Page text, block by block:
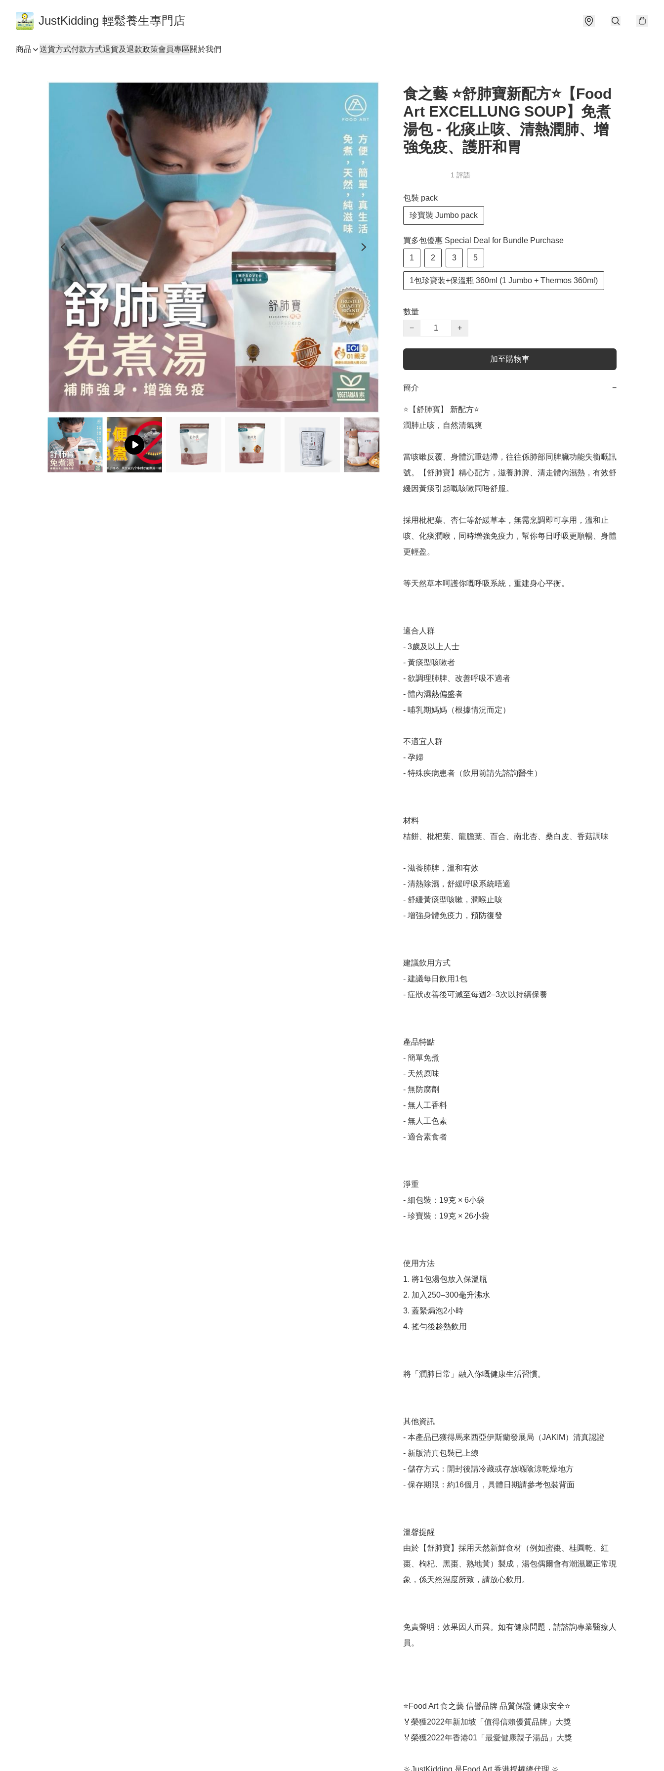
JustKidding 輕鬆養生專門店
商品 送貨方式付款方式退貨及退款政策會員專區關於我們
食之藝 ⭐️舒肺寶新配方⭐️【Food
Art EXCELLUNG SOUP】免煮
湯包 - 化痰止咳、清熱潤肺、增
強免疫、護肝和胃
1 評語
包裝 pack
珍寶裝 Jumbo pack
買多包優惠 Special Deal for Bundle Purchase
1 2 3 5
1包珍寶装+保溫瓶 360ml (1 Jumbo + Thermos 360ml)
數量
−
+
加至購物車
簡介 −
⭐️【舒肺寶】 新配方⭐️
潤肺止咳，自然清氣爽
當咳嗽反覆、身體沉重攰滯，往往係肺部同脾臟功能失衡嘅訊
號。【舒肺寶】精心配方，滋養肺脾、清走體內濕熱，有效舒
緩因黃痰引起嘅咳嗽同唔舒服。
採用枇杷葉、杏仁等舒緩草本，無需烹調即可享用，溫和止
咳、化痰潤喉，同時增強免疫力，幫你每日呼吸更順暢、身體
更輕盈。
等天然草本呵護你嘅呼吸系統，重建身心平衡。
適合人群
- 3歲及以上人士
- 黃痰型咳嗽者
- 欲調理肺脾、改善呼吸不適者
- 體內濕熱偏盛者
- 哺乳期媽媽（根據情況而定）
不適宜人群
- 孕婦
- 特殊疾病患者（飲用前請先諮詢醫生）
材料
桔餅、枇杷葉、龍膽葉、百合、南北杏、桑白皮、香菇調味
- 滋養肺脾，溫和有效
- 清熱除濕，舒緩呼吸系統唔適
- 舒緩黃痰型咳嗽，潤喉止咳
- 增強身體免疫力，預防復發
建議飲用方式
- 建議每日飲用1包
- 症狀改善後可減至每週2–3次以持續保養
產品特點
- 簡單免煮
- 天然原味
- 無防腐劑
- 無人工香料
- 無人工色素
- 適合素食者
淨重
- 細包裝：19克 × 6小袋
- 珍寶裝：19克 × 26小袋
使用方法
1. 將1包湯包放入保溫瓶
2. 加入250–300毫升沸水
3. 蓋緊焗泡2小時
4. 搖勻後趁熱飲用
將「潤肺日常」融入你嘅健康生活習慣。
其他資訊
- 本產品已獲得馬來西亞伊斯蘭發展局（JAKIM）清真認證
- 新版清真包裝已上線
- 儲存方式：開封後請冷藏或存放喺陰涼乾燥地方
- 保存期限：約16個月，具體日期請參考包裝背面
溫馨提醒
由於【舒肺寶】採用天然新鮮食材（例如蜜棗、桂圓乾、紅
棗、枸杞、黑棗、熟地黃）製成，湯包偶爾會有潮濕屬正常現
象，係天然濕度所致，請放心飲用。
免責聲明：效果因人而異。如有健康問題，請諮詢專業醫療人
員。
⭐️Food Art 食之藝 信譽品牌 品質保證 健康安全⭐️
🏅榮獲2022年新加坡「值得信賴優質品牌」大獎
🏅榮獲2022年香港01「最愛健康親子湯品」大獎
🔆JustKidding 是Food Art 香港授權總代理 🔆